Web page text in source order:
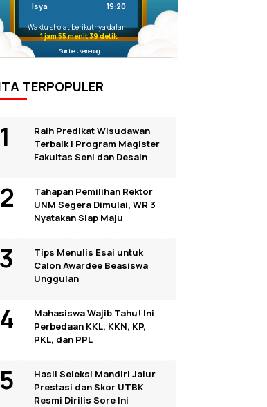
Isya 19:20
Waktu sholat berikutnya dalam:
1 jam 55 menit 39 detik
Sumber: Kemenag
TERPOPULER
Raih Predikat Wisudawan
Terbaik I Program Magister
Fakultas Seni dan Desain
Tahapan Pemilihan Rektor
UNM Segera Dimulai, WR 3
Nyatakan Siap Maju
Tips Menulis Esai untuk
Calon Awardee Beasiswa
Unggulan
Mahasiswa Wajib Tahu! Ini
Perbedaan KKL, KKN, KP,
PKL, dan PPL
Hasil Seleksi Mandiri Jalur
Prestasi dan Skor UTBK
Resmi Dirilis Sore Ini